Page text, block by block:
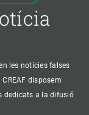
les notícies falses
disposem
dedicats a la difusió